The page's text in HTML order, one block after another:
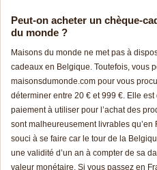
Peut-on acheter un chèque-
du monde ?
Maisons du monde ne met pas à
cadeaux en Belgique. Toutefois, vous
maisonsdumonde.com pour vous
déterminer entre 20 € et 999 €. Elle
paiement à utiliser pour l’achat des
sont malheureusement livrables qu’en
souci à se faire car le tour de la
une validité d’un an à compter de sa
valeur monétaire. Si vous passez en